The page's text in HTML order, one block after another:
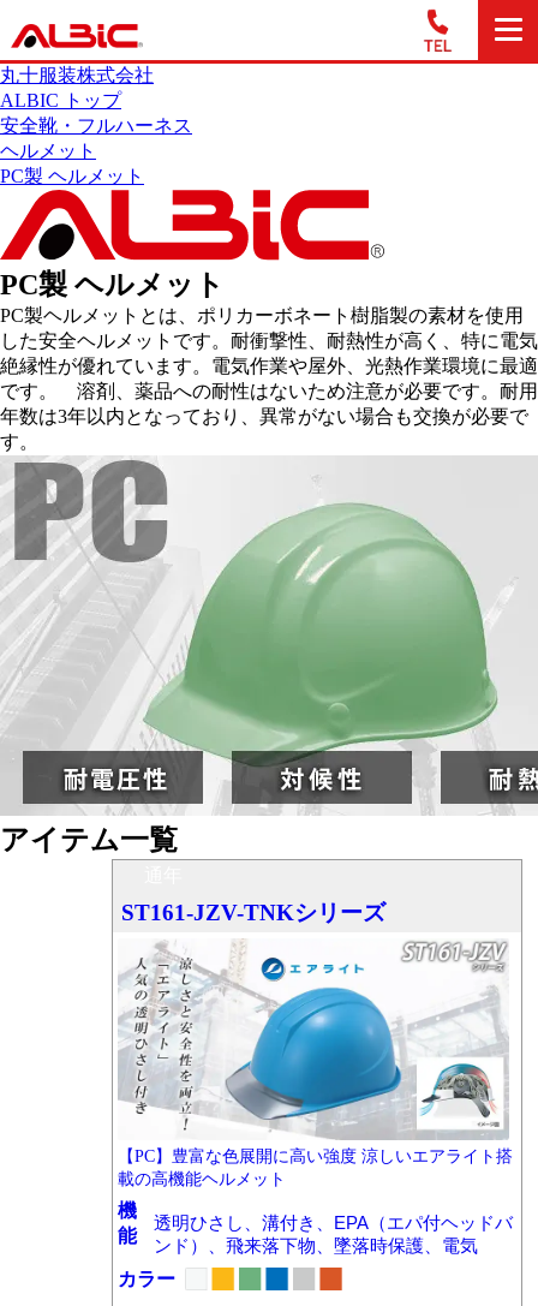
丸十服装株式会社
ALBIC トップ
安全靴・フルハーネス
ヘルメット
PC製 ヘルメット
PC製 ヘルメット
PC製ヘルメットとは、ポリカーボネート樹脂製の素材を使用
した安全ヘルメットです。耐衝撃性、耐熱性が高く、特に電気
絶縁性が優れています。電気作業や屋外、光熱作業環境に最適
です。 溶剤、薬品への耐性はないため注意が必要です。耐用
年数は3年以内となっており、異常がない場合も交換が必要で
す。
アイテム一覧
ST161-JZV-TNKシリーズ
【PC】豊富な色展開に高い強度 涼しいエアライト搭
載の高機能ヘルメット
機
能
透明ひさし、溝付き、EPA（エパ付ヘッドバ
ンド）、飛来落下物、墜落時保護、電気
カラー